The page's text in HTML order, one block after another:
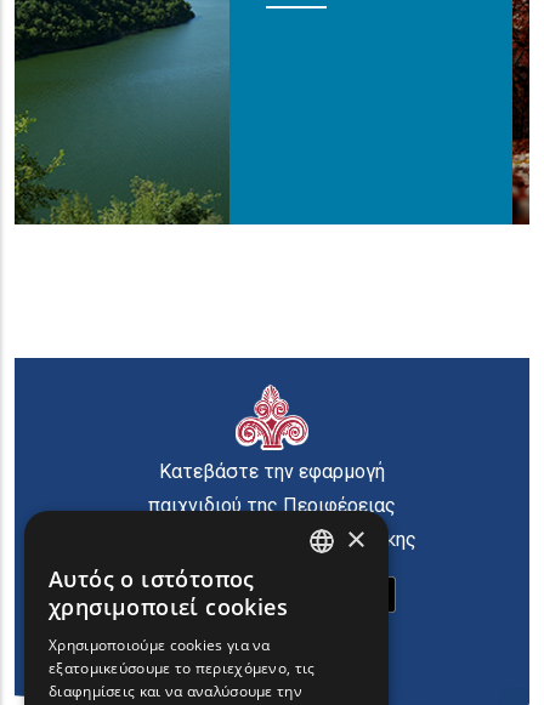
Κατεβάστε την εφαρμογή
παιχνιδιού της Περιφέρειας
Ανατολικής Μακεδονίας Θράκης
FRENCH
×
Αυτός ο ιστότοπος
χρησιμοποιεί cookies
Χρησιμοποιούμε cookies για να
εξατομικεύσουμε το περιεχόμενο, τις
διαφημίσεις και να αναλύσουμε την